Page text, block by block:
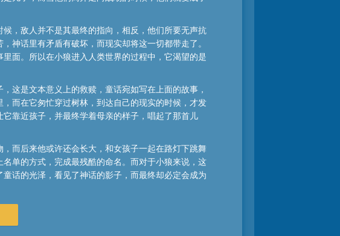
，敌人并不是其最终的指向，相反，他们所要无声抗
神话里有矛盾有破坏，而现实却将这一切都带走了。
面。所以在小狼进入人类世界的过程中，它渴望的是
这是文本意义上的救赎，童话宛如写在上面的故事，
而在它匆忙穿过树林，到达自己的现实的时候，才发
靠近孩子，并最终学着母亲的样子，唱起了那首儿
而后来他或许还会长大，和女孩子一起在路灯下跳舞
单的方式，完成最残酷的命名。而对于小狼来说，这
话的光泽，看见了神话的影子，而最终却必定会成为